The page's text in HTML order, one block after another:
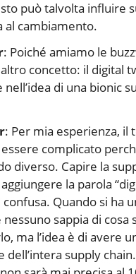
può talvolta influire
al cambiamento.
: Poiché amiamo le
concetto: il digital
di una bionic
: Per mia esperienza, il
complicato
diverso. Capire la
la parola
Quando si ha
sappia di cosa
ma l’idea è di avere
dell’intera supply